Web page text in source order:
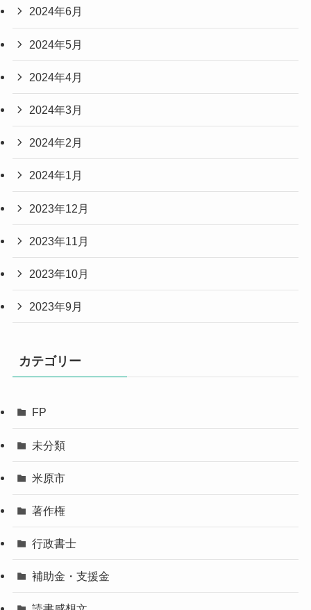
2024年6月
2024年5月
2024年4月
2024年3月
2024年2月
2024年1月
2023年12月
2023年11月
2023年10月
2023年9月
カテゴリー
FP
未分類
米原市
著作権
行政書士
補助金・支援金